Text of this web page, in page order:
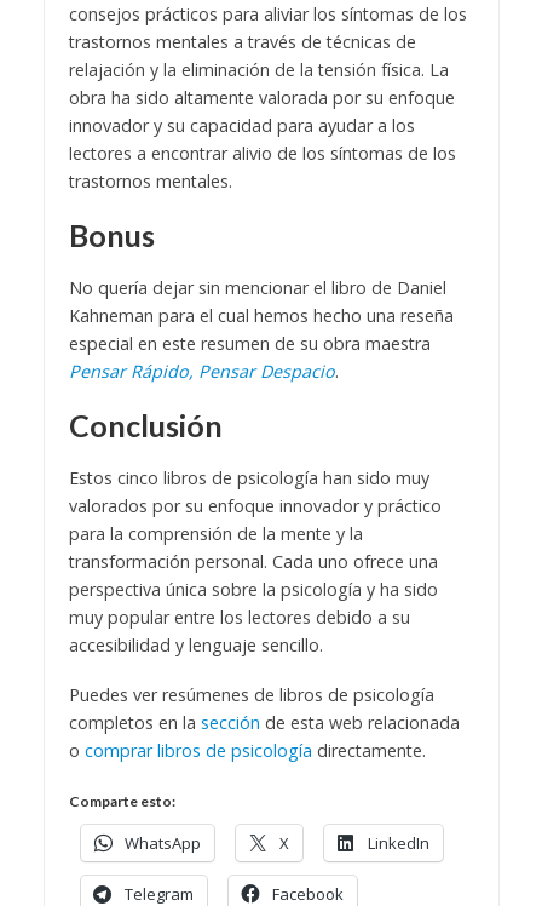
consejos prácticos para aliviar los síntomas de los
trastornos mentales a través de técnicas de
relajación y la eliminación de la tensión física. La
obra ha sido altamente valorada por su enfoque
innovador y su capacidad para ayudar a los
lectores a encontrar alivio de los síntomas de los
trastornos mentales.
Bonus
No quería dejar sin mencionar el libro de Daniel
Kahneman para el cual hemos hecho una reseña
especial en este resumen de su obra maestra
Pensar Rápido, Pensar Despacio.
Conclusión
Estos cinco libros de psicología han sido muy
valorados por su enfoque innovador y práctico
para la comprensión de la mente y la
transformación personal. Cada uno ofrece una
perspectiva única sobre la psicología y ha sido
muy popular entre los lectores debido a su
accesibilidad y lenguaje sencillo.
Puedes ver resúmenes de libros de psicología
completos en la sección de esta web relacionada
o comprar libros de psicología directamente.
Comparte esto:
WhatsApp X LinkedIn
Telegram Facebook